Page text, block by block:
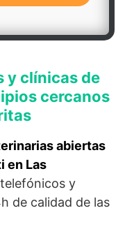
y clínicas de
cercanos
abiertas
en Las
y
de calidad de las